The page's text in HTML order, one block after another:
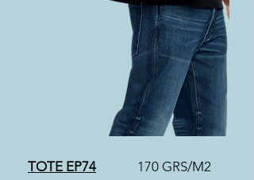
TOTE EP74
170 GRS/M2